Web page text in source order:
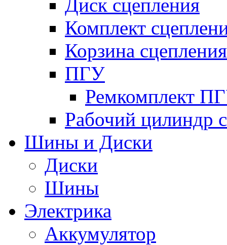
Диск сцепления
Комплект
Корзина сцепления
ПГУ
Ремкомплект
Рабочий цилиндр
Шины и Диски
Диски
Шины
Электрика
Аккумулятор